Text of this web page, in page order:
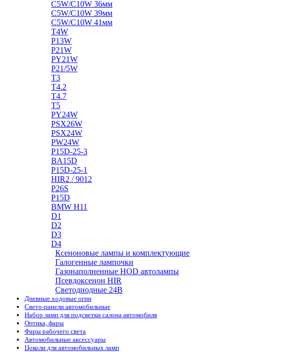
C5W/C10W 36мм
C5W/C10W 39мм
C5W/C10W 41мм
T4W
P13W
P21W
PY21W
P21/5W
T3
T4.2
T4.7
T5
PY24W
PSX26W
PSX24W
PW24W
P15D-25-3
BA15D
P15D-25-1
HIR2 / 9012
P26S
P15D
BMW H11
D1
D2
D3
D4
Ксеноновые лампы и комплектующие
Галогенные лампочки
Газонаполненные HOD автолампы
Псевдоксенон HIR
Cветодиодные 24B
Дневные ходовые огни
Свето-панели автомобильные
Набор ламп для подсветки салона автомобиля
Оптика, фары
Фары рабочего света
Автомобильные аксессуары
Цоколи для автомобильных ламп